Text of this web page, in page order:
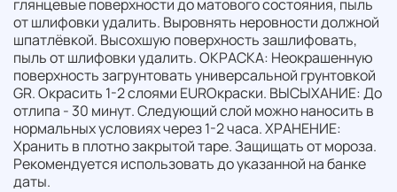
глянцевые поверхности до матового состояния, пыль
от шлифовки удалить. Выровнять неровности должной
шпатлёвкой. Высохшую поверхность зашлифовать,
пыль от шлифовки удалить. ОКРАСКА: Неокрашенную
поверхность загрунтовать универсальной грунтовкой
GR. Окрасить 1-2 слоями EUROкраски. ВЫСЫХАНИЕ: До
отлипа - 30 минут. Следующий слой можно наносить в
нормальных условиях через 1-2 часа. ХРАНЕНИЕ:
Хранить в плотно закрытой таре. Защищать от мороза.
Рекомендуется использовать до указанной на банке
даты.